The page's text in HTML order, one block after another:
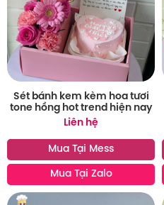
Sét bánh kem kèm hoa tươi
tone hồng hot trend hiện nay
Liên hệ
Mua Tại Mess
Mua Tại Zalo